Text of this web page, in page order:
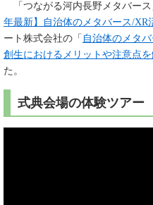
「つながる河内長野メタバース
年最新】自治体のメタバース/XR
ート株式会社の「 自治体のメタ
創生におけるメリットや注意点
た。
式典会場の体験ツアー